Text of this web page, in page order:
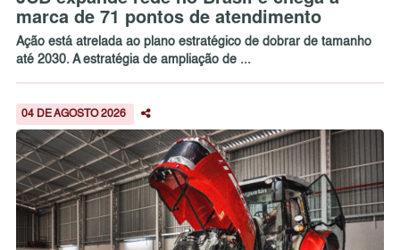
marca de 71 pontos de atendimento
Ação está atrelada ao plano estratégico de dobrar de tamanho
até 2030. A estratégia de ampliação de ...
04 DE AGOSTO 2026